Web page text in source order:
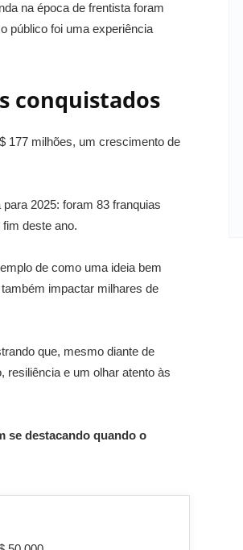
na época de frentista foram
público foi uma experiência
conquistados
177 milhões, um crescimento de
2025: foram 83 franquias
deste ano.
de como uma ideia bem
impactar milhares de
que, mesmo diante de
resiliência e um olhar atento às
se destacando quando o